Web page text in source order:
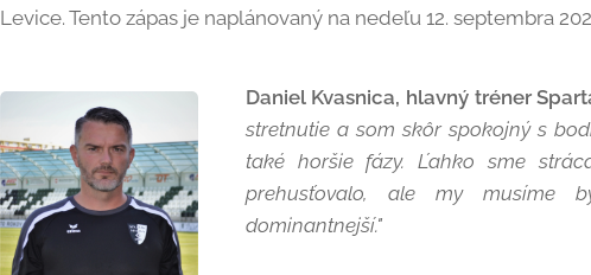
Levice. Tento zápas je naplánovaný na nedeľu 12. septembra
Daniel Kvasnica, hlavný tréner
stretnutie a som skôr spokojný s
také horšie fázy. Ľahko sme
prehusťovalo, ale my musíme
dominantnejší."